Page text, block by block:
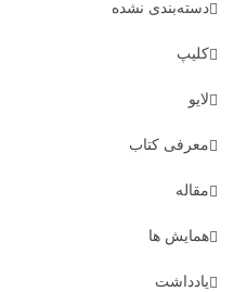
دسته‌بندی نشده
کلیپ
لایو
معرفی کتاب
مقاله
همایش ها
یادداشت